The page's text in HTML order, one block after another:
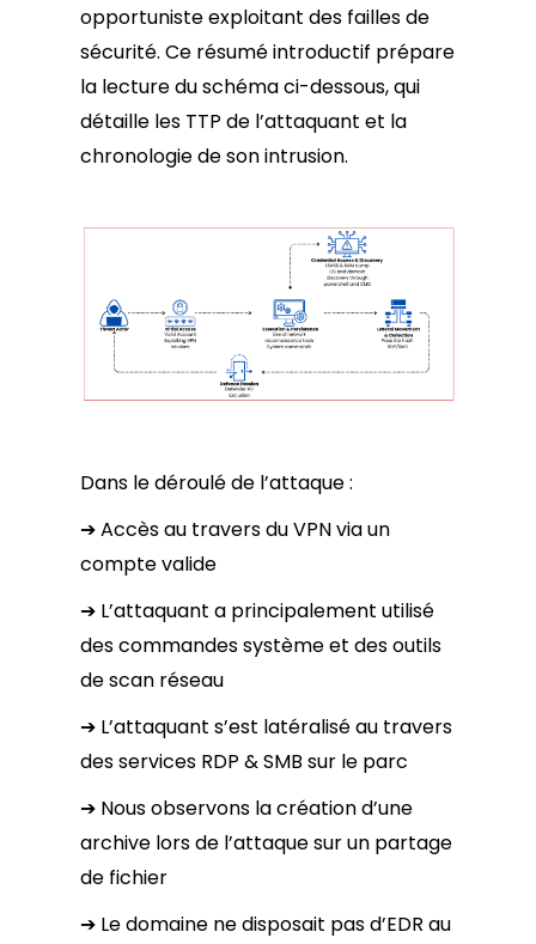
opportuniste exploitant des failles de
sécurité. Ce résumé introductif prépare
la lecture du schéma ci-dessous, qui
détaille les TTP de l’attaquant et la
chronologie de son intrusion.
Dans le déroulé de l’attaque :
➔ Accès au travers du VPN via un
compte valide
➔ L’attaquant a principalement utilisé
des commandes système et des outils
de scan réseau
➔ L’attaquant s’est latéralisé au travers
des services RDP & SMB sur le parc
➔ Nous observons la création d’une
archive lors de l’attaque sur un partage
de fichier
➔ Le domaine ne disposait pas d’EDR au